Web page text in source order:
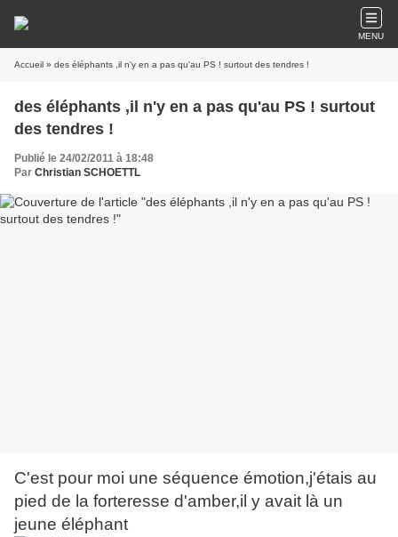
MENU
Accueil » des éléphants ,il n'y en a pas qu'au PS ! surtout des tendres !
des éléphants ,il n'y en a pas qu'au PS ! surtout
des tendres !
Publié le 24/02/2011 à 18:48
Par Christian SCHOETTL
C'est pour moi une séquence émotion,j'étais au
pied de la forteresse d'amber,il y avait là un
jeune éléphant